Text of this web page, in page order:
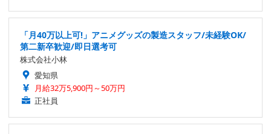
「月40万以上可!」アニメグッズの製造スタッフ/未経験OK/
第二新卒歓迎/即日選考可
株式会社小林
愛知県
月給32万5,900円～50万円
正社員